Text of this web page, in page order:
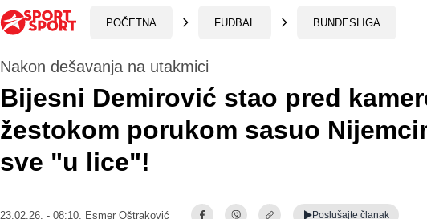
POČETNA FUDBAL BUNDESLIGA
Nakon dešavanja na utakmici
Bijesni Demirović stao pred
žestokom porukom sasuo
sve "u lice"!
23.02.26. - 08:10, Esmer Oštraković Poslušajte članak